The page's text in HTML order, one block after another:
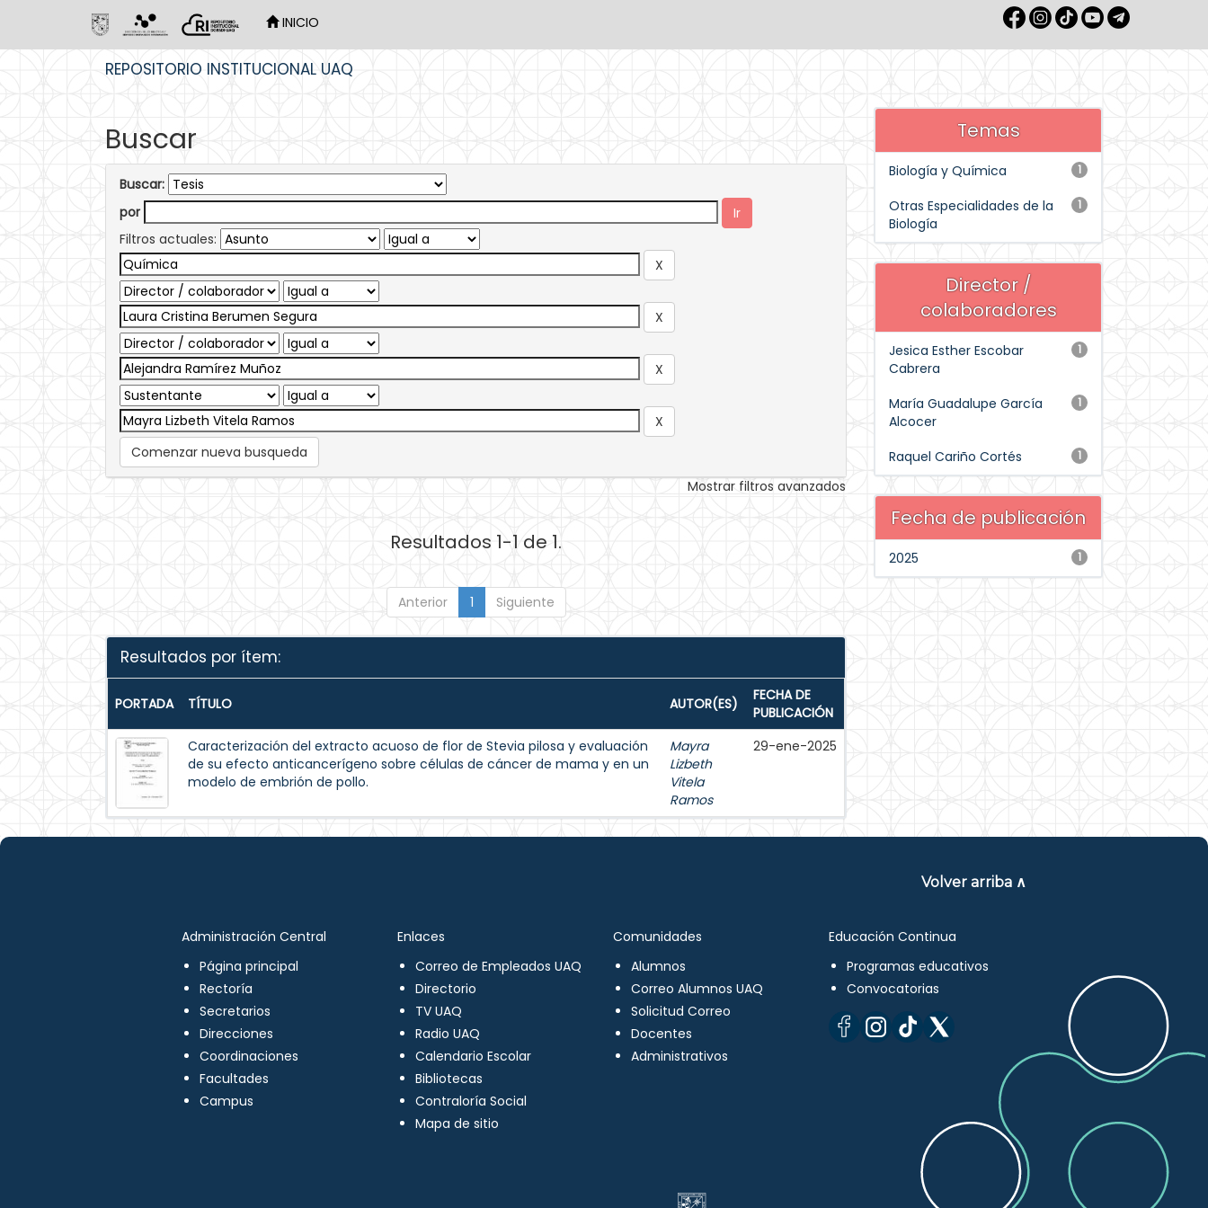
INICIO
REPOSITORIO INSTITUCIONAL UAQ
Buscar
Buscar:
por
Filtros actuales:
Comenzar nueva busqueda
Mostrar filtros avanzados
Resultados 1-1 de 1.
Anterior 1 Siguiente
Resultados por ítem:
PORTADA TÍTULO AUTOR(ES)
FECHA DE
PUBLICACIÓN
Caracterización del extracto acuoso de flor de Stevia pilosa y evaluación
de su efecto anticancerígeno sobre células de cáncer de mama y en un
modelo de embrión de pollo.
Mayra
Lizbeth
Vitela
Ramos
29-ene-2025
Temas
1
Biología y Química
1
Otras Especialidades de la
Biología
Director /
colaboradores
1
Jesica Esther Escobar
Cabrera
1
María Guadalupe García
Alcocer
1
Raquel Cariño Cortés
Fecha de publicación
1
2025
Volver arriba ∧
Administración Central
Página principal
Rectoría
Secretarios
Direcciones
Coordinaciones
Facultades
Campus
Enlaces
Correo de Empleados UAQ
Directorio
TV UAQ
Radio UAQ
Calendario Escolar
Bibliotecas
Contraloría Social
Mapa de sitio
Comunidades
Alumnos
Correo Alumnos UAQ
Solicitud Correo
Docentes
Administrativos
Educación Continua
Programas educativos
Convocatorias